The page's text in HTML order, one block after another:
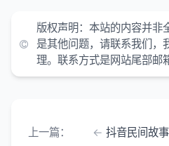
版权声明： 本站的内容并非
是其他问题，请联系我们，
理。联系方式是网站尾部邮
上一篇：
抖音民间故事 说书